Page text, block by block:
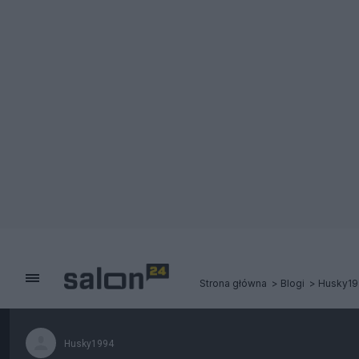
Strona główna Blogi
Husky1994